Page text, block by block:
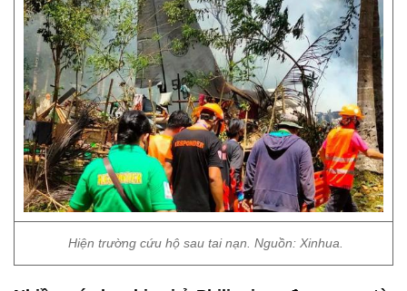
Hiện trường cứu hộ sau tai nạn. Nguồn: Xinhua.